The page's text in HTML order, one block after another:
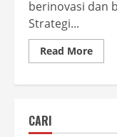
berinovasi dan
Strategi...
Read MoreRead
more
CARI